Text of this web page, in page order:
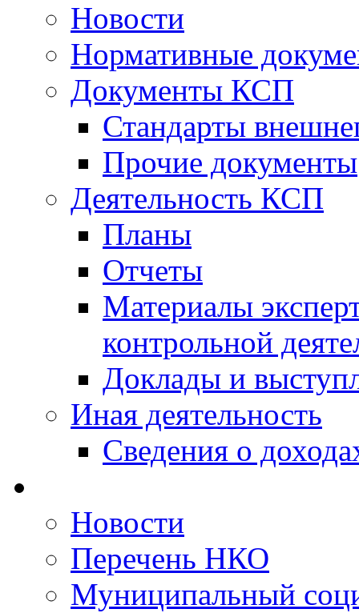
Новости
Нормативные
Документы КСП
Стандарты
Прочие документы
Деятельность КСП
Планы
Отчеты
Материалы
контрольной
Доклады и
Иная деятельность
Сведения о
Новости
Перечень НКО
Муниципальный